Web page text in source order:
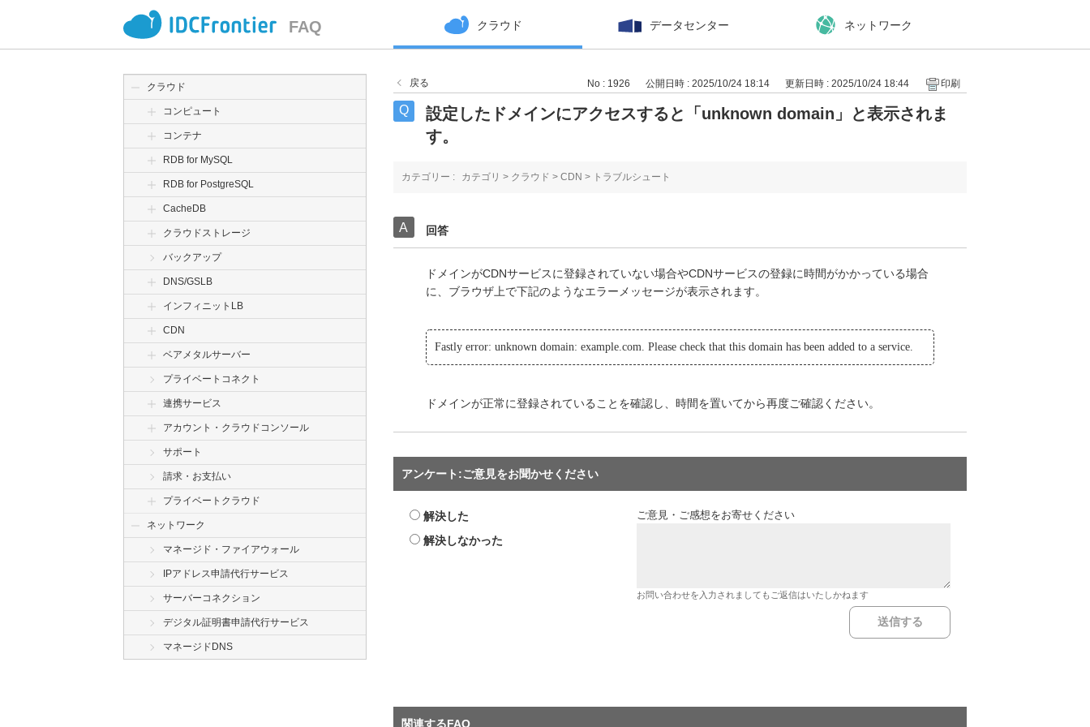
FAQ クラウド データセンター ネットワーク
クラウド
コンピュート
コンテナ
RDB for MySQL
RDB for PostgreSQL
CacheDB
クラウドストレージ
バックアップ
DNS/GSLB
インフィニットLB
CDN
ベアメタルサーバー
プライベートコネクト
連携サービス
アカウント・クラウドコンソール
サポート
請求・お支払い
プライベートクラウド
ネットワーク
マネージド・ファイアウォール
IPアドレス申請代行サービス
サーバーコネクション
デジタル証明書申請代行サービス
マネージドDNS
戻る No : 1926 公開日時 : 2025/10/24 18:14 更新日時 : 2025/10/24 18:44 印刷
設定したドメインにアクセスすると「unknown domain」と表示されま
す。
カテゴリー : カテゴリ > クラウド > CDN > トラブルシュート
回答
ドメインがCDNサービスに登録されていない場合やCDNサービスの登録に時間がかかっている場合
に、ブラウザ上で下記のようなエラーメッセージが表示されます。
Fastly error: unknown domain: example.com. Please check that this domain has been added to a service.
ドメインが正常に登録されていることを確認し、時間を置いてから再度ご確認ください。
アンケート:ご意見をお聞かせください
解決した
解決しなかった
ご意見・ご感想をお寄せください
お問い合わせを入力されましてもご返信はいたしかねます
関連するFAQ